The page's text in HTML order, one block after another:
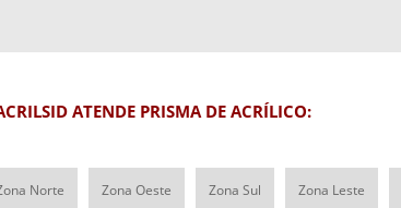
ATENDE PRISMA DE ACRÍLICO:
Norte Zona Oeste Zona Sul Zona Leste